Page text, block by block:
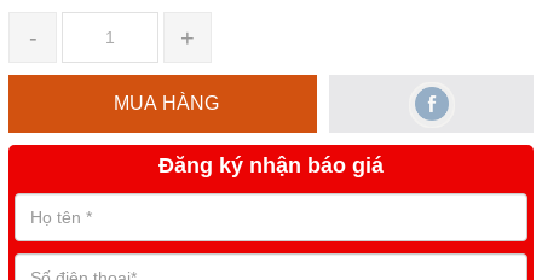
- +
MUA HÀNG
Đăng ký nhận báo giá